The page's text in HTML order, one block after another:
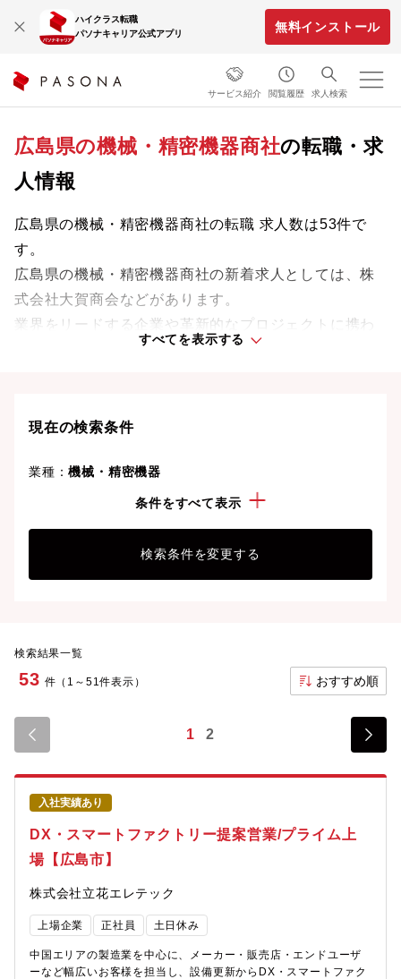
ハイクラス転職
パソナキャリア公式アプリ
無料インストール
サービス紹介 閲覧履歴 求人検索
広島県の機械・精密機器商社の転職・求
人情報
広島県の機械・精密機器商社の転職 求人数は53件で
す。
広島県の機械・精密機器商社の新着求人としては、株
式会社大賀商会などがあります。
業界をリードする企業や革新的なプロジェクトに携わ
り、次のキャリアステージへと踏み出しましょう。
すべてを表示する
現在の検索条件
業種：機械・精密機器
条件をすべて表示
検索条件を変更する
検索結果一覧
53 件（1～51件表示） おすすめ順
1 2
入社実績あり
DX・スマートファクトリー提案営業/プライム上
場【広島市】
株式会社立花エレテック
上場企業 正社員 土日休み
中国エリアの製造業を中心に、メーカー・販売店・エンドユーザ
ーなど幅広いお客様を担当し、設備更新からDX・スマートファク